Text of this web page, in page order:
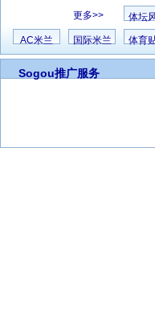
更多>> 体坛
AC米兰 国际米兰 体育
Sogou推广服务